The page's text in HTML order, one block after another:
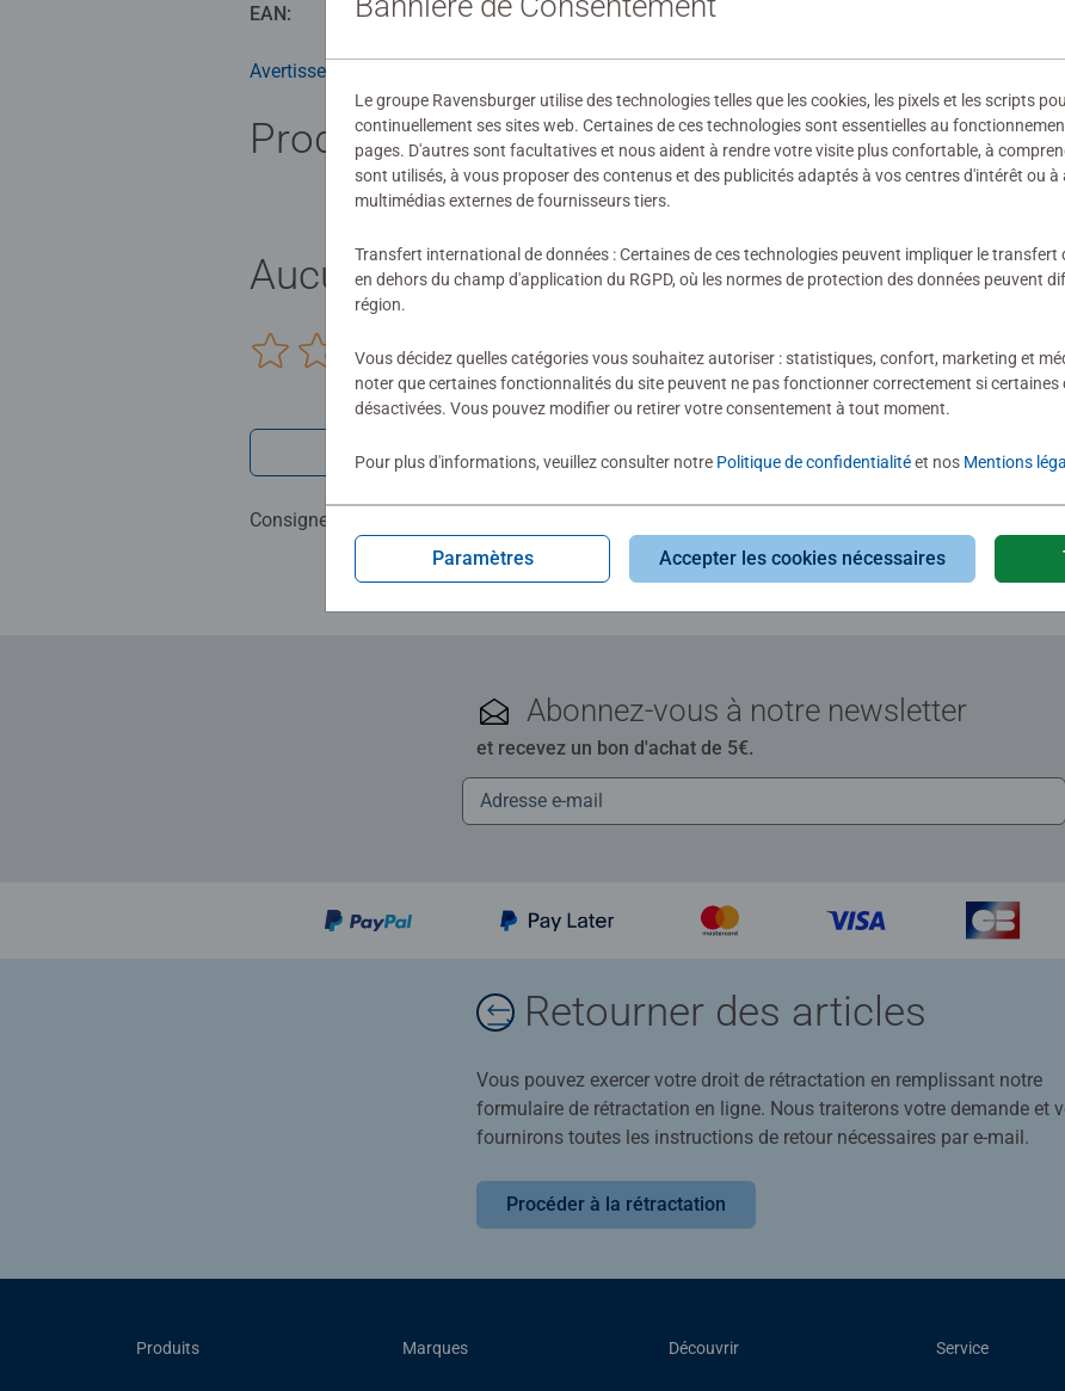
Avec la vaste collection de puzzles Ravensburger – de 2 à 300 pièces – et des illustrations issues
enfant trouvera le puzzle qui lui convient.
La sécurité de tous les matériaux utilisés est rigoureusement testée par un institut indépendant.
concevons des puzzles que les enfants adorent, avec des thèmes, un nombre de pièces et des
EAN:
4005556088720
Avertissements et informations du fabricant
Produits similaires
Aucune évaluation n'a encore été soumise
0/0
Rédiger une évaluation
Consignes d'évaluation
Abonnez-vous à notre newsletter
et recevez un bon d'achat de 5€.
Retourner des articles
Vous pouvez exercer votre droit de rétractation en remplissant notre
formulaire de rétractation en ligne. Nous traiterons votre demande et
fournirons toutes les instructions de retour nécessaires par e-mail.
Procéder à la rétractation
Produits Marques Découvrir Service
Le groupe Ravensburger utilise des technologies telles que les cookies, les pixels et les scripts
continuellement ses sites web. Certaines de ces technologies sont essentielles au
pages. D'autres sont facultatives et nous aident à rendre votre visite plus confortable, à
sont utilisés, à vous proposer des contenus et des publicités adaptés à vos centres d'intérêt ou
multimédias externes de fournisseurs tiers.
Transfert international de données : Certaines de ces technologies peuvent impliquer le transfert
en dehors du champ d'application du RGPD, où les normes de protection des données peuvent
région.
Vous décidez quelles catégories vous souhaitez autoriser : statistiques, confort, marketing et
noter que certaines fonctionnalités du site peuvent ne pas fonctionner correctement si certaines
désactivées. Vous pouvez modifier ou retirer votre consentement à tout moment.
Pour plus d'informations, veuillez consulter notre Politique de confidentialitéet nos Mentions
Paramètres Accepter les cookies nécessaires